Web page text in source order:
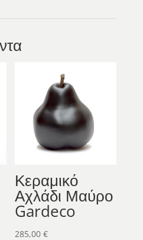
Κεραμικό
Αχλάδι Μαύρο
Gardeco
285,00€